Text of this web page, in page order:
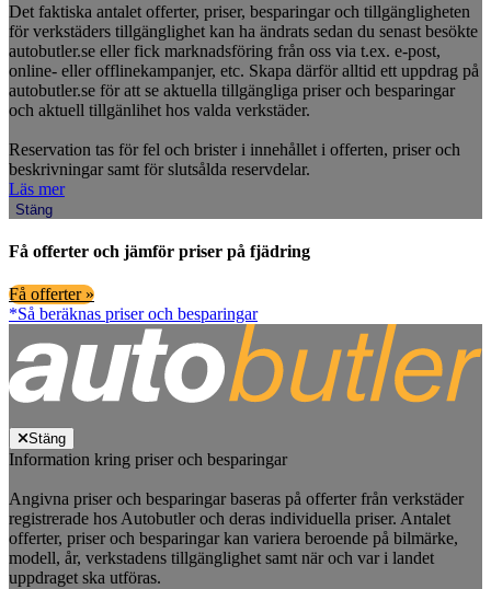
Det faktiska antalet offerter, priser, besparingar och tillgängligheten
för verkstäders tillgänglighet kan ha ändrats sedan du senast besökte
autobutler.se eller fick marknadsföring från oss via t.ex. e-post,
online- eller offlinekampanjer, etc. Skapa därför alltid ett uppdrag på
autobutler.se för att se aktuella tillgängliga priser och besparingar
och aktuell tillgänlihet hos valda verkstäder.
Reservation tas för fel och brister i innehållet i offerten, priser och
beskrivningar samt för slutsålda reservdelar.
Läs mer
Stäng
Få offerter och jämför priser på fjädring
Få offerter »
*Så beräknas priser och besparingar
Stäng
Information kring priser och besparingar
Angivna priser och besparingar baseras på offerter från verkstäder
registrerade hos Autobutler och deras individuella priser. Antalet
offerter, priser och besparingar kan variera beroende på bilmärke,
modell, år, verkstadens tillgänglighet samt när och var i landet
uppdraget ska utföras.